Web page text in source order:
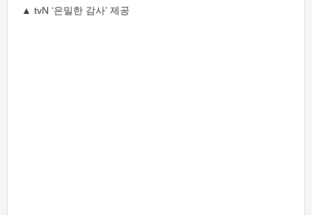
▲ tvN ‘은밀한 감사’ 제공